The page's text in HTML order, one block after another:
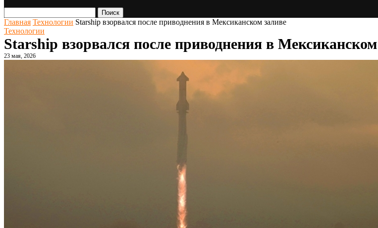
Поиск
Главная Технологии Starship взорвался после приводнения в Мексиканском заливе
Технологии
Starship взорвался после приводнения в
23 мая, 2026